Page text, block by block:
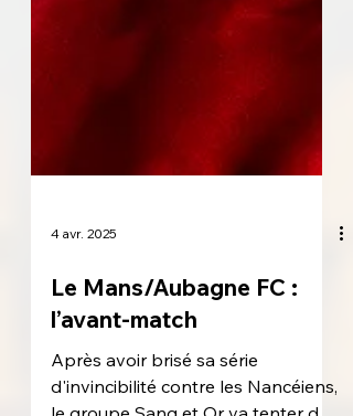
4 avr. 2025
Le Mans/Aubagne FC :
l’avant-match
Après avoir brisé sa série